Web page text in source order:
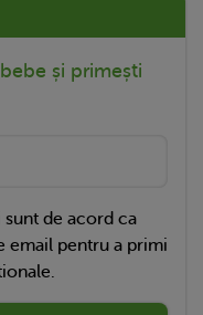
și primești
sunt de acord ca
email pentru a primi